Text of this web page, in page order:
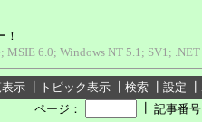
！
6.0; Windows NT 5.1; SV1;
示 トピック表示 検索 設定
ページ：
記事番号